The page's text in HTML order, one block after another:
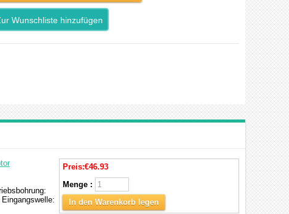
Wunschliste hinzufügen
Preis:€46.93
Menge :
In den Warenkorb legen